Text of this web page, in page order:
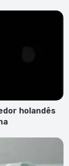
holandês